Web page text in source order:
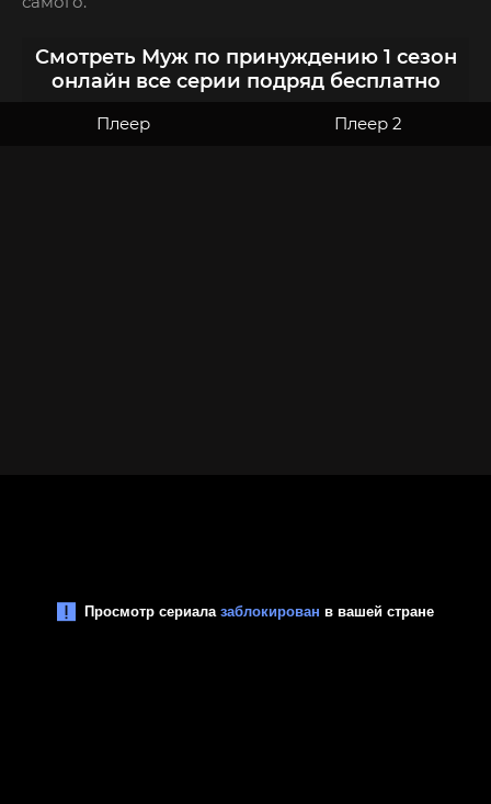
Смотреть Муж по принуждению 1 сезон
онлайн все серии подряд бесплатно
Плеер Плеер 2